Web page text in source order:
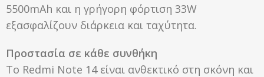
5500mAh και η γρήγορη φόρτιση 33W
εξασφαλίζουν διάρκεια και ταχύτητα.
Προστασία σε κάθε συνθήκη
Το Redmi Note 14 είναι ανθεκτικό στη σκόνη και